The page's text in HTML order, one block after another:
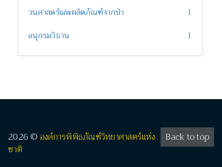
วนศาสตร์และผลิตภัณฑ์จากป่า
1
อนุกรมวิธาน
1
Back to top
2026 © องค์การพิพิธภัณฑ์วิทยาศาสตร์แห่ง
ชาติ